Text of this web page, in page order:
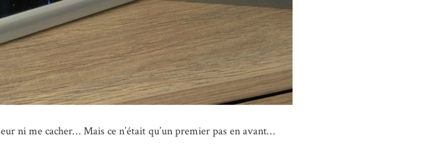
ni me cacher… Mais ce n’était qu’un premier pas en avant…